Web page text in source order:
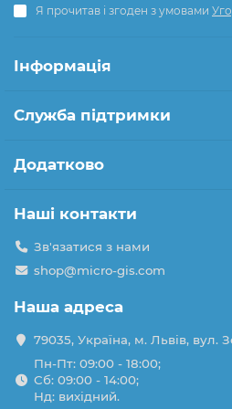
Я прочитав і згоден з умовами
Інформація
Служба підтримки
Додатково
Наші контакти
Зв'язатися з нами
shop@micro-gis.com
Наша адреса
79035, Україна, м. Львів, вул.
Пн-Пт: 09:00 - 18:00;
Сб: 09:00 - 14:00;
Нд: вихідний.